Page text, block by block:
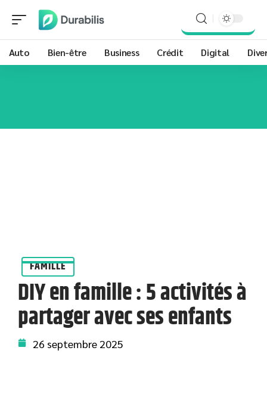
Auto Bien-être Business Crédit Digital
FAMILLE
DIY en famille : 5 activités à
partager avec ses enfants
26 septembre 2025